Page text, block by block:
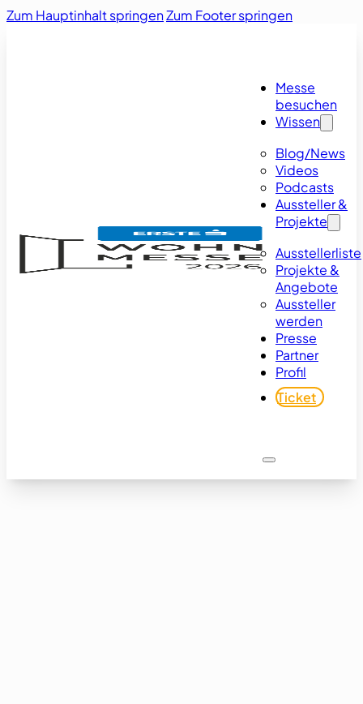
Zum Hauptinhalt springenZum Footer springen
Messe
besuchen
Wissen
Blog/News
Videos
Podcasts
Aussteller &
Projekte
Ausstellerliste
Projekte &
Angebote
Aussteller
werden
Presse
Partner
Profil
Ticket